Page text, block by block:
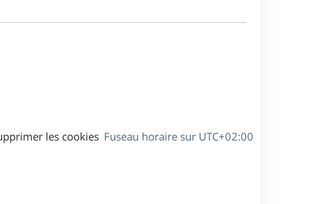
Fuseau horaire sur UTC+02:00
les cookies